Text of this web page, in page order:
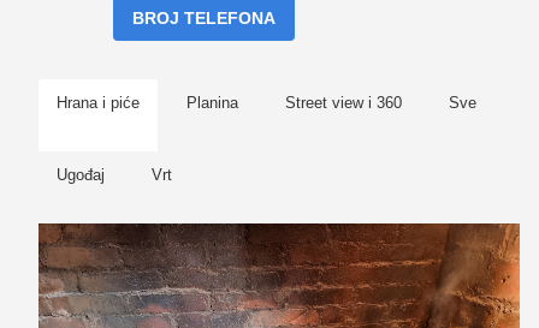
BROJ TELEFONA
Hrana i piće Planina Street view i 360 Sve
Ugođaj Vrt